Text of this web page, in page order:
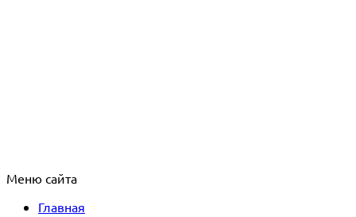
Меню сайта
Главная